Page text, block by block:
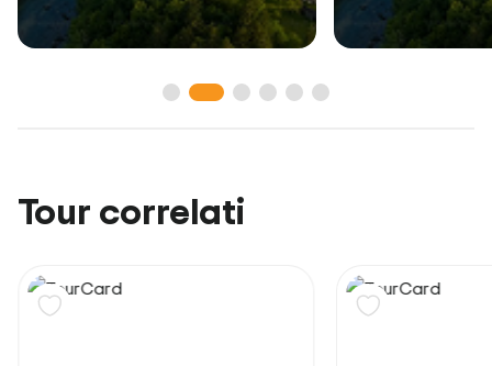
Tour correlati